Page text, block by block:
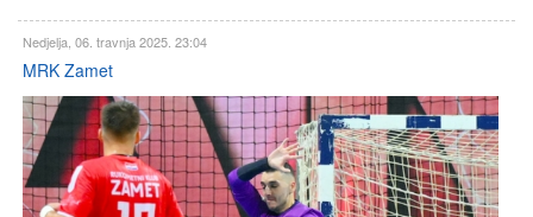
Nedjelja, 06. travnja 2025. 23:04
MRK Zamet